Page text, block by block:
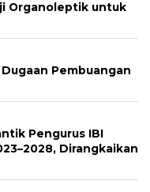
Organoleptik untuk
Pembuangan
Pengurus IBI
Dirangkaikan